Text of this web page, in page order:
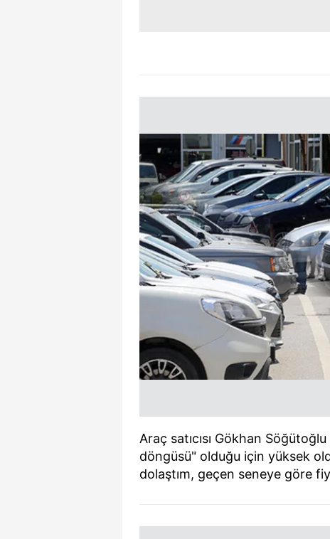
Araç satıcısı Gökhan
döngüsü" olduğu için yüksek
dolaştım, geçen seneye göre